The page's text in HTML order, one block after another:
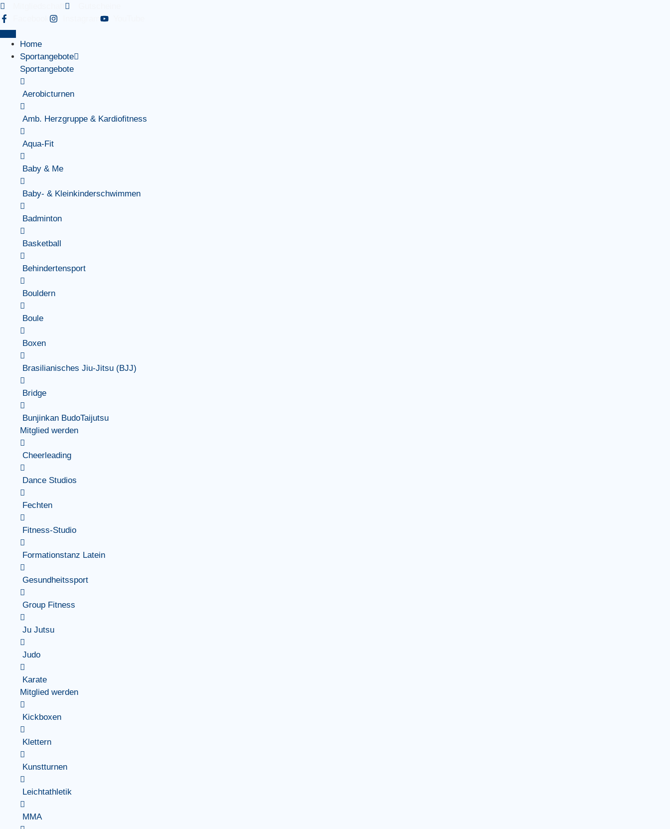
Home
Sportangebote
Sportangebote
Aerobicturnen
Amb. Herzgruppe & Kardiofitness
Aqua-Fit
Baby & Me
Baby- & Kleinkinderschwimmen
Badminton
Basketball
Behindertensport
Bouldern
Boule
Boxen
Brasilianisches Jiu-Jitsu (BJJ)
Bridge
Bunjinkan BudoTaijutsu
Mitglied werden
Cheerleading
Dance Studios
Fechten
Fitness-Studio
Formationstanz Latein
Gesundheitssport
Group Fitness
Ju Jutsu
Judo
Karate
Mitglied werden
Kickboxen
Klettern
Kunstturnen
Leichtathletik
MMA